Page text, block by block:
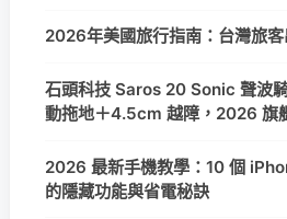
2026年美國旅行指南：台灣旅
石頭科技 Saros 20 Sonic 聲波
動拖地＋4.5cm 越障，2026 旗
2026 最新手機教學：10 個
的隱藏功能與省電秘訣